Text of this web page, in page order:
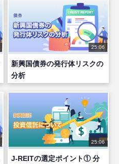
25:06
新興国債券の発行体リスクの
分析
25:06
J-REITの選定ポイント① 分